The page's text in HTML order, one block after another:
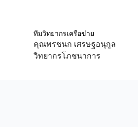
ทีมวิทยากรเครือข่าย
คุณพรชนก เศรษฐอนุกูล
วิทยากรโภชนาการ